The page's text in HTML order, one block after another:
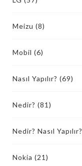
Meizu (8)
Mobil (6)
Nasıl Yapılır? (69)
Nedir? (81)
Nedir? Nasıl Yapılır?
Nokia (21)